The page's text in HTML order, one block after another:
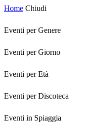
Home Chiudi
Eventi per Genere
Eventi per Giorno
Eventi per Età
Eventi per Discoteca
Eventi in Spiaggia